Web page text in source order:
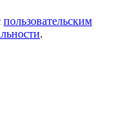
пользовательским
.